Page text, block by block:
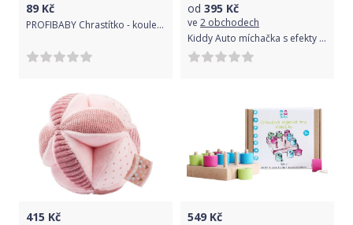
89 Kč
PROFIBABY Chrastítko - koule retro
od 395 Kč
ve 2 obchodech
Kiddy Auto míchačka s efekty 19,5 cm sklápěč 6,5 cm
415 Kč 549 Kč